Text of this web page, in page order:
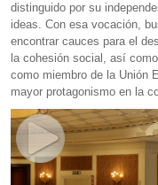
distinguido por su
ideas. Con esa vocación,
encontrar cauces para el
la cohesión social, así
como miembro de la Unión
mayor protagonismo en la